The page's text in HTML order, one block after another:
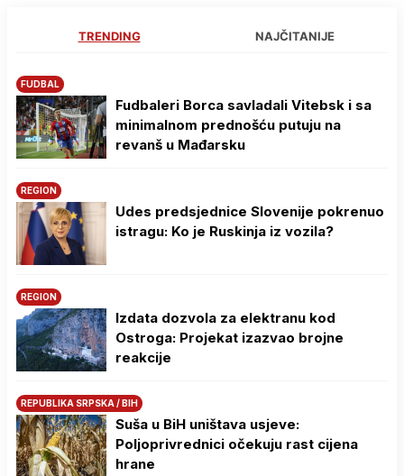
TRENDING NAJČITANIJE
FUDBAL
Fudbaleri Borca savladali Vitebsk i sa
minimalnom prednošću putuju na
revanš u Mađarsku
REGION
Udes predsjednice Slovenije pokrenuo
istragu: Ko je Ruskinja iz vozila?
REGION
Izdata dozvola za elektranu kod
Ostroga: Projekat izazvao brojne
reakcije
REPUBLIKA SRPSKA / BIH
Suša u BiH uništava usjeve:
Poljoprivrednici očekuju rast cijena
hrane